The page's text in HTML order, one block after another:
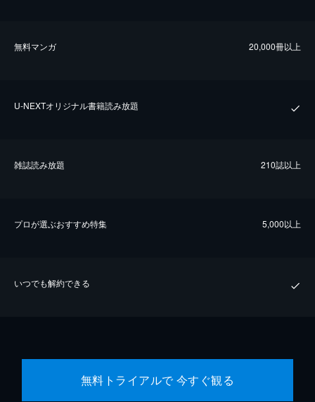
無料マンガ 20,000冊以上
U-NEXTオリジナル書籍読み放題
雑誌読み放題 210誌以上
プロが選ぶおすすめ特集 5,000以上
いつでも解約できる
無料トライアルで 今すぐ観る